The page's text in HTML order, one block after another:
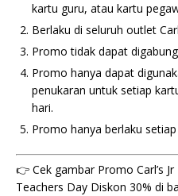
kartu guru, atau kartu
Berlaku di seluruh outlet
Promo tidak dapat
Promo hanya dapat
penukaran untuk setiap
hari.
Promo hanya berlaku setiap
👉 Cek gambar Promo Carl’s
Teachers Day Diskon 30% di